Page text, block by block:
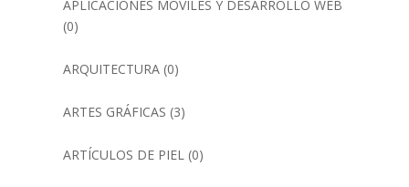
APLICACIONES MÓVILES Y DESARROLLO WEB
(0)
ARQUITECTURA(0)
ARTES GRÁFICAS (3)
ARTÍCULOS DE PIEL (0)